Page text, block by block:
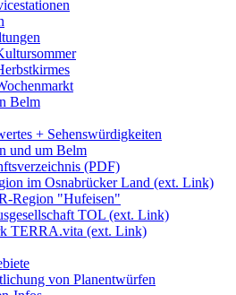
Belm
+ Sehenswürdigkeiten
und um Belm
(PDF)
im Osnabrücker Land (ext. Link)
Region "Hufeisen"
TOL (ext. Link)
TERRA.vita (ext. Link)
von Planentwürfen